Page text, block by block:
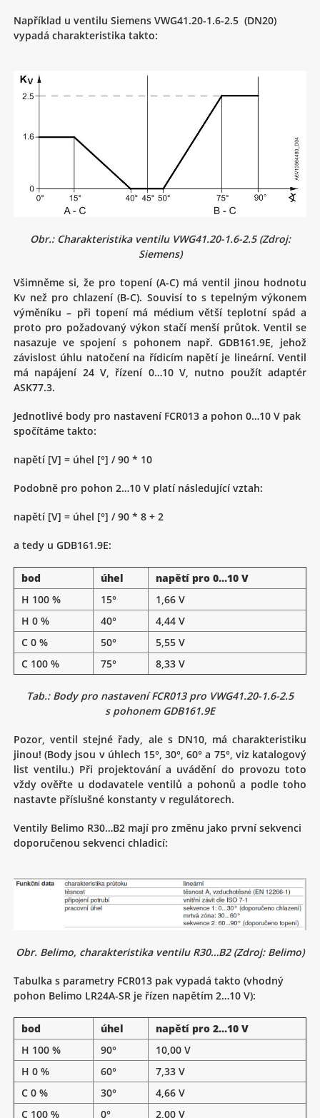
Například u ventilu Siemens VWG41.20-1.6-2.5 (DN20)
vypadá charakteristika takto:
Obr.: Charakteristika ventilu VWG41.20-1.6-2.5 (Zdroj:
Siemens)
Všimněme si, že pro topení (A-C) má ventil jinou hodnotu
Kv než pro chlazení (B-C). Souvisí to s tepelným výkonem
výměníku – při topení má médium větší teplotní spád a
proto pro požadovaný výkon stačí menší průtok. Ventil se
nasazuje ve spojení s pohonem např. GDB161.9E, jehož
závislost úhlu natočení na řídicím napětí je lineární. Ventil
má napájení 24 V, řízení 0…10 V, nutno použít adaptér
ASK77.3.
Jednotlivé body pro nastavení FCR013 a pohon 0…10 V pak
spočítáme takto:
napětí [V] = úhel [°] / 90 * 10
Podobně pro pohon 2…10 V platí následující vztah:
napětí [V] = úhel [°] / 90 * 8 + 2
a tedy u GDB161.9E:
bod úhel
napětí pro 0…10 V
H 100 %
15°
1,66 V
H 0 %
40°
4,44 V
C 0 %
50°
5,55 V
C 100 %
75° 8,33 V
Tab.: Body pro nastavení FCR013 pro VWG41.20-1.6-2.5
s pohonem GDB161.9E
Pozor, ventil stejné řady, ale s DN10, má charakteristiku
jinou! (Body jsou v úhlech 15°, 30°, 60° a 75°, viz katalogový
list ventilu.) Při projektování a uvádění do provozu toto
vždy ověřte u dodavatele ventilů a pohonů a podle toho
nastavte příslušné konstanty v regulátorech.
Ventily Belimo R30…B2 mají pro změnu jako první sekvenci
doporučenou sekvenci chladicí:
Obr. Belimo, charakteristika ventilu R30…B2 (Zdroj: Belimo)
Tabulka s parametry FCR013 pak vypadá takto (vhodný
pohon Belimo LR24A-SR je řízen napětím 2…10 V):
bod úhel
napětí pro 2…10 V
H 100 %
90°
10,00 V
H 0 %
60°
7,33 V
C 0 %
30°
4,66 V
C 100 %
0° 2,00 V